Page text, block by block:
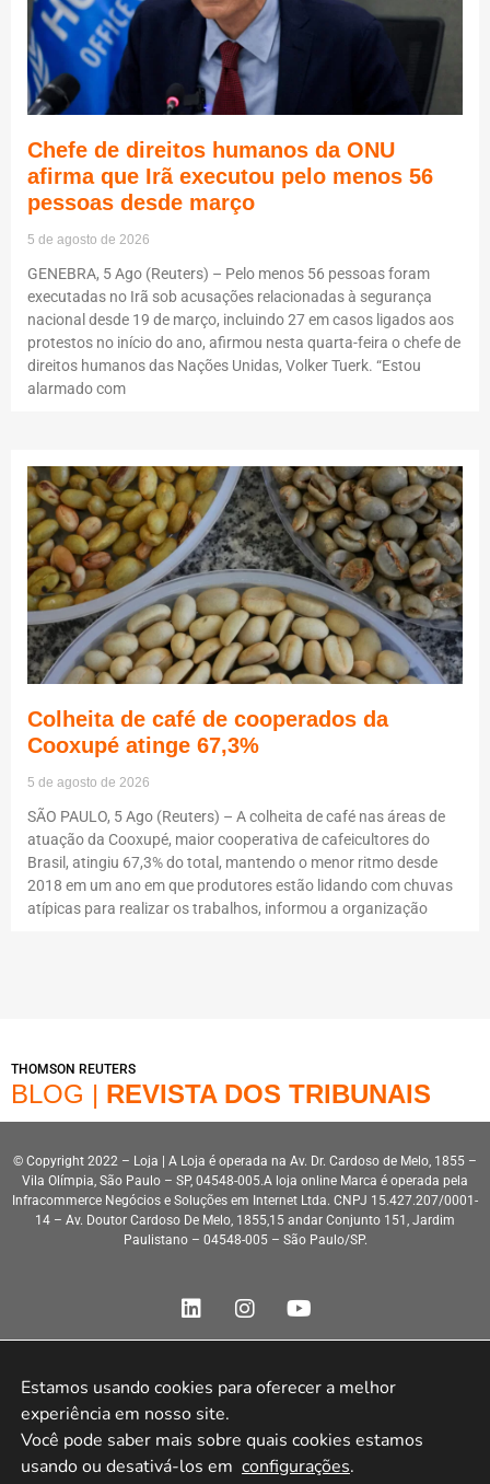
Chefe de direitos humanos da ONU
afirma que Irã executou pelo menos 56
pessoas desde março
5 de agosto de 2026
GENEBRA, 5 Ago (Reuters) – Pelo menos 56 pessoas foram
executadas no Irã sob acusações relacionadas à segurança
nacional desde 19 de março, incluindo 27 em casos ligados aos
protestos no início do ano, afirmou nesta quarta-feira o chefe de
direitos humanos das Nações Unidas, Volker Tuerk. “Estou
alarmado com
Colheita de café de cooperados da
Cooxupé atinge 67,3%
5 de agosto de 2026
SÃO PAULO, 5 Ago (Reuters) – A colheita de café nas áreas de
atuação da Cooxupé, maior cooperativa de cafeicultores do
Brasil, atingiu 67,3% do total, mantendo o menor ritmo desde
2018 em um ano em que produtores estão lidando com chuvas
atípicas para realizar os trabalhos, informou a organização
THOMSON REUTERS
BLOG | REVISTA DOS TRIBUNAIS
© Copyright 2022 – Loja | A Loja é operada na Av. Dr. Cardoso de Melo, 1855 –
Vila Olímpia, São Paulo – SP, 04548-005.A loja online Marca é operada pela
Infracommerce Negócios e Soluções em Internet Ltda. CNPJ 15.427.207/0001-
14 – Av. Doutor Cardoso De Melo, 1855,15 andar Conjunto 151, Jardim
Paulistano – 04548-005 – São Paulo/SP.
Estamos usando cookies para oferecer a melhor
experiência em nosso site.
Você pode saber mais sobre quais cookies estamos
usando ou desativá-los em configurações.